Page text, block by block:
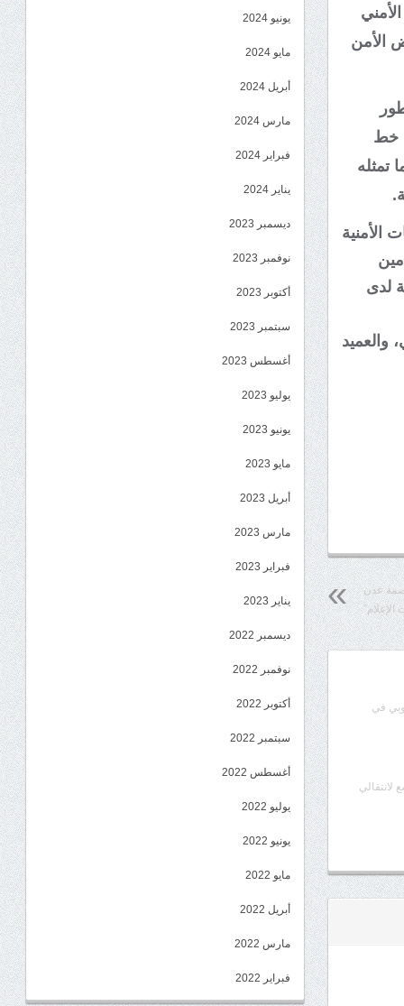
الأمن
خط
تمثله
الأمنية
لدى
والعميد
عدن
الإعلام”
في
لانتقالي
يونيو 2024
مايو 2024
أبريل 2024
مارس 2024
فبراير 2024
يناير 2024
ديسمبر 2023
نوفمبر 2023
أكتوبر 2023
سبتمبر 2023
أغسطس 2023
يوليو 2023
يونيو 2023
مايو 2023
أبريل 2023
مارس 2023
فبراير 2023
يناير 2023
ديسمبر 2022
نوفمبر 2022
أكتوبر 2022
سبتمبر 2022
أغسطس 2022
يوليو 2022
يونيو 2022
مايو 2022
أبريل 2022
مارس 2022
فبراير 2022